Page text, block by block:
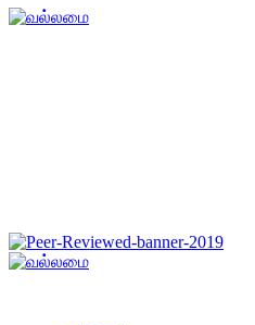
Primary